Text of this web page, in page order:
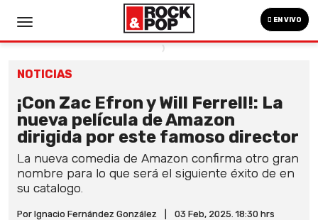
EN VIVO
NOTICIAS
¡Con Zac Efron y Will Ferrell!: La
nueva película de Amazon
dirigida por este famoso director
La nueva comedia de Amazon confirma otro gran
nombre para lo que será el siguiente éxito de en
su catalogo.
Por Ignacio Fernández González 03 Feb, 2025. 18:30 hrs